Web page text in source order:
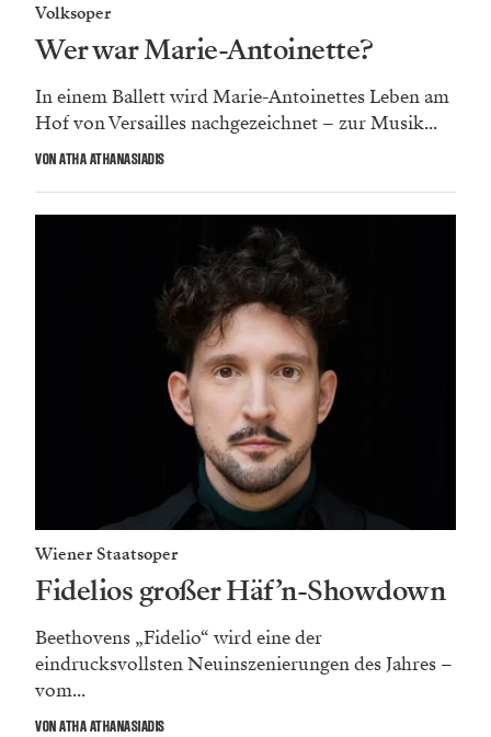
Volksoper
Wer war Marie-Antoinette?
In einem Ballett wird Marie-Antoinettes Leben am
Hof von Versailles nachgezeichnet – zur Musik...
VON ATHA ATHANASIADIS
Wiener Staatsoper
Fidelios großer Häf’n-Showdown
Beethovens „Fidelio“ wird eine der
eindrucksvollsten Neuinszenierungen des Jahres –
vom...
VON ATHA ATHANASIADIS